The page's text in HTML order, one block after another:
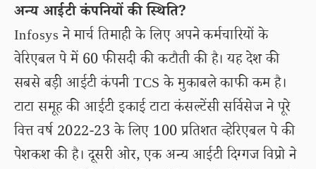
अन्य आईटी कंपनियों की स्थिति?
Infosys ने मार्च तिमाही के लिए अपने कर्मचारियों के
वेरिएबल पे में 60 फीसदी की कटौती की है। यह देश की
सबसे बड़ी आईटी कंपनी TCS के मुकाबले काफी कम है।
टाटा समूह की आईटी इकाई टाटा कंसल्टेंसी सर्विसेज ने पूरे
वित्त वर्ष 2022-23 के लिए 100 प्रतिशत व्हेरिएबल पे की
पेशकश की है। दूसरी ओर, एक अन्य आईटी दिग्गज विप्रो ने